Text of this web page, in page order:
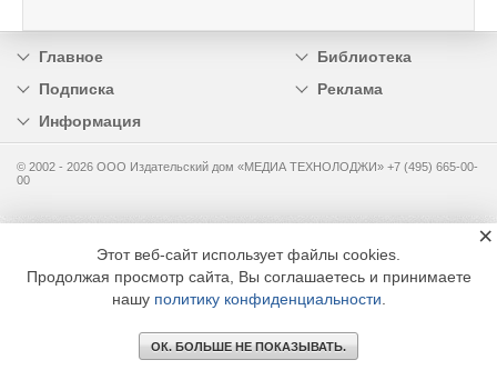
Главное
Библиотека
Подписка
Реклама
Информация
© 2002 - 2026 OOO Издательский дом «МЕДИА ТЕХНОЛОДЖИ» +7 (495) 665-00-
00
Этот веб-сайт использует файлы cookies.
Продолжая просмотр сайта, Вы соглашаетесь и принимаете
нашу политику конфиденциальности
ОК. БОЛЬШЕ НЕ ПОКАЗЫВАТЬ.
×